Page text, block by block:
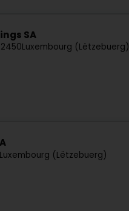
SA
Luxembourg (Lëtzebuerg)
Luxembourg (Lëtzebuerg)